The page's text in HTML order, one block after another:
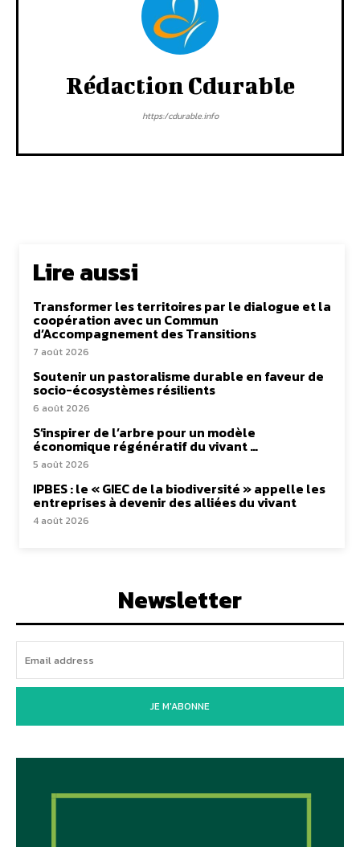
Rédaction Cdurable
https:/cdurable.info
Lire aussi
Transformer les territoires par le dialogue et la
coopération avec un Commun
d’Accompagnement des Transitions
7 août 2026
Soutenir un pastoralisme durable en faveur de
socio-écosystèmes résilients
6 août 2026
S’inspirer de l’arbre pour un modèle
économique régénératif du vivant …
5 août 2026
IPBES : le « GIEC de la biodiversité » appelle les
entreprises à devenir des alliées du vivant
4 août 2026
Newsletter
JE M'ABONNE